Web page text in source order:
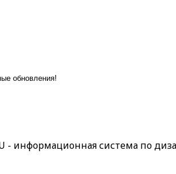
обновления!
- информационная система по